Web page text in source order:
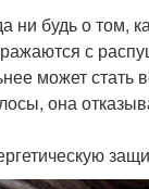
ни будь о том,
с
может стать
она